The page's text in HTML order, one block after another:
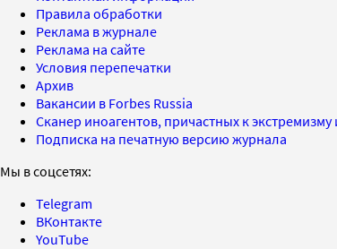
Правила обработки
Реклама в журнале
Реклама на сайте
Условия перепечатки
Архив
Вакансии в Forbes Russia
Сканер иноагентов, причастных к
Подписка на печатную версию журнала
Мы в соцсетях:
Telegram
ВКонтакте
YouTube